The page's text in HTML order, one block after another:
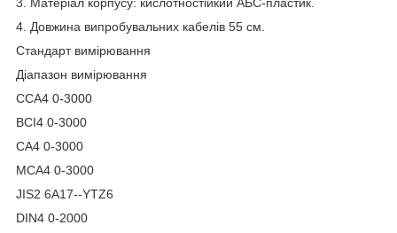
4. Довжина випробувальних кабелів 55 см.
Стандарт вимірювання
Діапазон вимірювання
CCA4 0-3000
BCI4 0-3000
CA4 0-3000
MCA4 0-3000
JIS2 6A17--YTZ6
DIN4 0-2000